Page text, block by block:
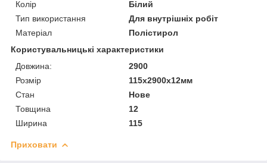
Колір
Білий
Тип використання
Для внутрішніх робіт
Матеріал
Полістирол
Користувальницькі характеристики
Довжина:
2900
Розмір
115х2900х12мм
Стан
Нове
Товщина
12
Ширина
115
Приховати